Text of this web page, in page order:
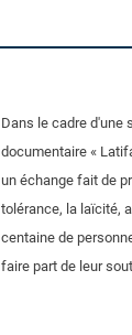
Dans le cadre d'une
documentaire «
un échange fait de
tolérance, la laïcité,
centaine de
faire part de leur